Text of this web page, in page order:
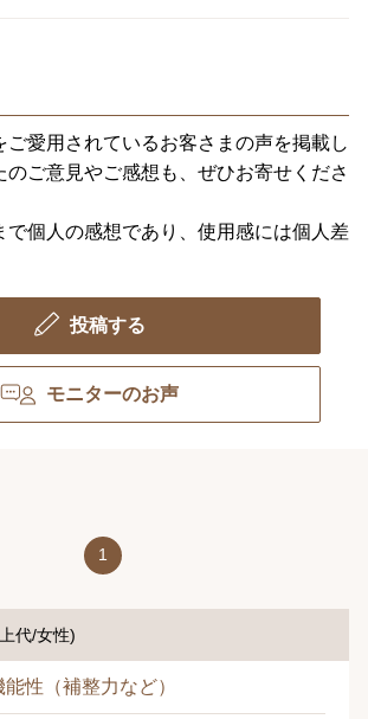
ご愛用されているお客さまの声を掲載し
のご意見やご感想も、ぜひお寄せくださ
で個人の感想であり、使用感には個人差
投稿する
モニターのお声
1
代/女性)
性（補整力など）